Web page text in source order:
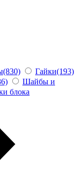
Гайки(193)
Шайбы и
блока